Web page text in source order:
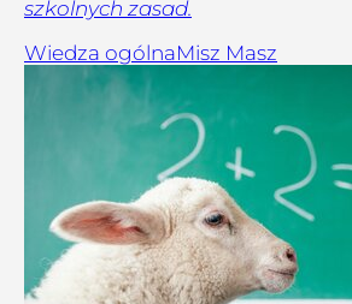
szkolnych zasad.
Wiedza ogólnaMisz Masz